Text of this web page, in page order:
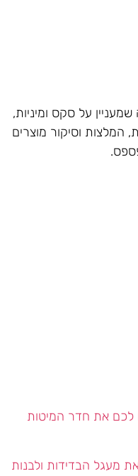
על סקס ומיניות,
המלצות וסיקור מוצרים
את חדר המיטות
מעגל הבדידות ולבנות